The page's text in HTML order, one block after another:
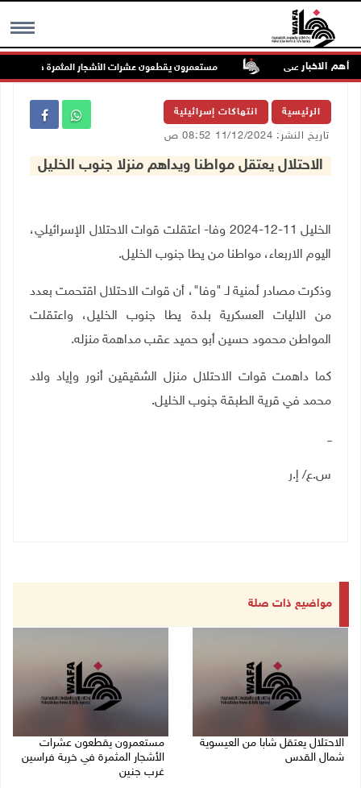
MENU أهم الاخبار
الأقصى مستعمرون يقطعون عشرات الأشجار المثمرة في خربة
الرئيسية انتهاكات إسرائيلية
تاريخ النشر: 11/12/2024 08:52 ص
الاحتلال يعتقل مواطنا ويداهم منزلا جنوب الخليل
الخليل 11-12-2024 وفا- اعتقلت قوات الاحتلال الإسرائيلي،
اليوم الاربعاء، مواطنا من يطا جنوب الخليل.
وذكرت مصادر أـمنية لـ "وفا"، أن قوات الاحتلال اقتحمت بعدد
من الاليات العسكرية بلدة يطا جنوب الخليل، واعتقلت
المواطن محمود حسين أبو حميد عقب مداهمة منزله.
كما داهمت قوات الاحتلال منزل الشقيقين أنور وإياد ولاد
محمد في قرية الطبقة جنوب الخليل.
ــ
س.ع/ إ.ر
مواضيع ذات صلة
الاحتلال يعتقل شابا من العيسوية
شمال القدس
مستعمرون يقطعون عشرات
الأشجار المثمرة في خربة فراسين
غرب جنين